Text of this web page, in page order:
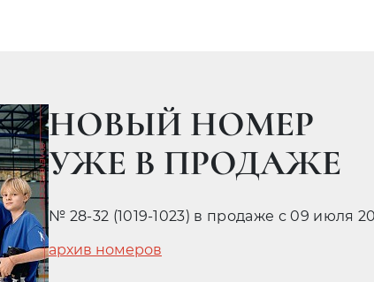
НОВЫЙ НОМЕР
УЖЕ В ПРОДАЖЕ
№ 28-32 (1019-1023) в продаже с 09 июля
архив номеров